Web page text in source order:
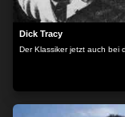
Dick Tracy
Der Klassiker jetzt auch bei